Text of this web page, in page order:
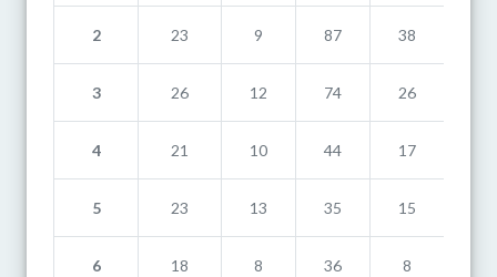
2 23 9 87 38
3 26 12 74 26
4 21 10 44 17
5 23 13 35 15
6 18 8 36 8